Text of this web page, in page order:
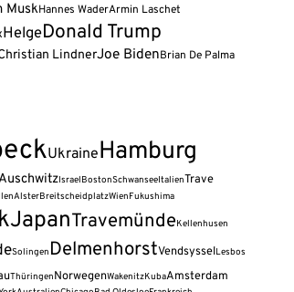
MuskHannes WaderArmin Laschet
HelgeDonald Trump
LindnerJoe BidenBrian De Palma
UkraineHamburg
IsraelBostonSchwanseeItalienTrave
AlsterBreitscheidplatzWienFukushima
JapanTravemündeKellenhusen
Solingen DelmenhorstVendsysselLesbos
ThüringenNorwegenWakenitzKubaAmsterdam